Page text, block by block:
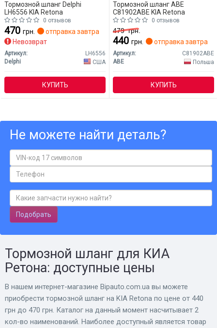
Тормозной шланг Delphi
LH6556 KIA Retona
0 отзывов
470 грн.
отправка завтра
Невозврат
Артикул:
LH6556
Delphi
США
КУПИТЬ
Тормозной шланг ABE
C81902ABE KIA Retona
0 отзывов
479грн.
440 грн. отправка завтра
Артикул:
C81902ABE
ABE
Польша
КУПИТЬ
Не можете найти деталь?
Подобрать
Тормозной шланг для КИА
Ретона: доступные цены
В нашем интернет-магазине Bіpauto.com.ua вы можете
приобрести тормозной шланг на KIA Retona по цене от 440
грн до 470 грн. Каталог на данный момент насчитывает 2
кол-во наименований. Наиболее доступный является товар